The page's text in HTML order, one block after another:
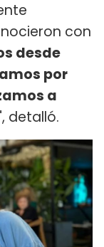
con
desde
por
a
detalló.